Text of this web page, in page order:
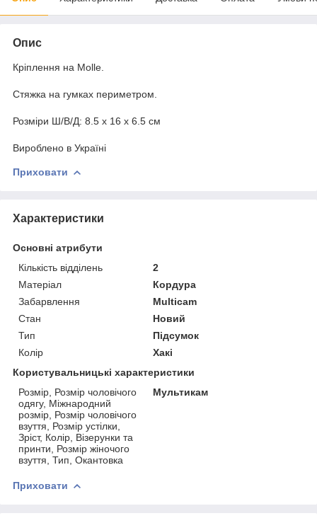
Опис
Кріплення на Molle.
Стяжка на гумках периметром.
Розміри Ш/В/Д: 8.5 х 16 х 6.5 см
Вироблено в Україні
Приховати
Характеристики
Основні атрибути
Кількість відділень
2
Матеріал
Кордура
Забарвлення
Multicam
Стан
Новий
Тип
Підсумок
Колір
Хакі
Користувальницькі характеристики
Розмір, Розмір чоловічого
одягу, Міжнародний
розмір, Розмір чоловічого
взуття, Розмір устілки,
Зріст, Колір, Візерунки та
принти, Розмір жіночого
взуття, Тип, Окантовка
Мультикам
Приховати